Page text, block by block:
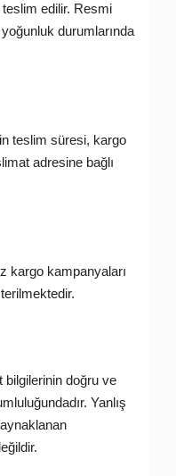
edilir. Resmi
durumlarında
teslim süresi, kargo
adresine bağlı
kargo kampanyaları
bilgilerinin doğru ve
Yanlış